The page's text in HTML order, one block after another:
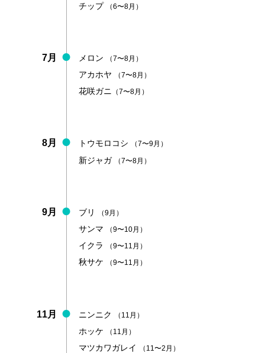
チップ （6〜8月）
7月 メロン （7〜8月）
アカホヤ （7〜8月）
花咲ガニ （7〜8月）
8月 トウモロコシ （7〜9月）
新ジャガ （7〜8月）
9月 ブリ （9月）
サンマ （9〜10月）
イクラ （9〜11月）
秋サケ （9〜11月）
11月 ニンニク （11月）
ホッケ （11月）
マツカワガレイ （11〜2月）